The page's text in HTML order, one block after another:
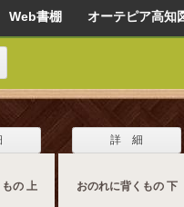
Web書棚 オーテピア高知
の 上
詳 細
おのれに背くもの 下